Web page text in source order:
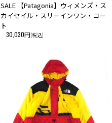
SALE 【Patagonia】ウィメンズ・ス
カイセイル・スリーインワン・コー
ト
30,030円(税込)